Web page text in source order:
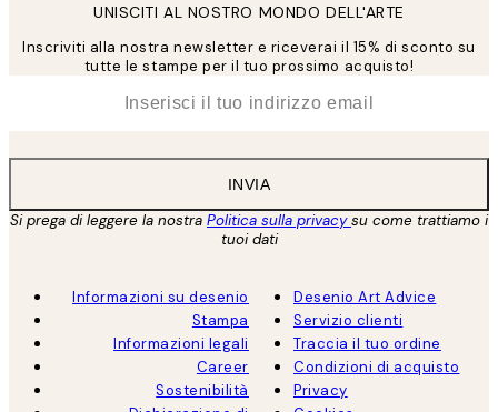
UNISCITI AL NOSTRO MONDO DELL'ARTE
Inscriviti alla nostra newsletter e riceverai il 15% di sconto su
tutte le stampe per il tuo prossimo acquisto!
INVIA
Si prega di leggere la nostra Politica sulla privacysu come trattiamo i
tuoi dati
Informazioni su desenio
Stampa
Informazioni legali
Career
Sostenibilità
Desenio Art Advice
Servizio clienti
Traccia il tuo ordine
Condizioni di acquisto
Privacy